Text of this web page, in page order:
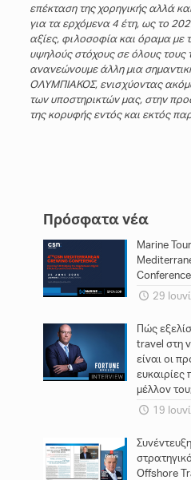
επέκταση της χορηγικής αλλά
για τα ερχόμενα 4 έτη, ως το
αξίες, φιλοσοφία και όραμα με
υψηλούς στόχους σε όλους τους
ανανεώνουμε άλλη μια
ΟΛΥΜΠΙΑΚΟΣ, ενισχύοντας
των υποστηρικτών μας, στην
της κορυφής εντός και εκτός
Πρόσφατα νέα
Marine
29
Πώς
travel στη
είναι οι
μέλλον του;
19
Offshore